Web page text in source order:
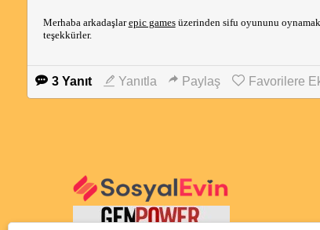
Merhaba arkadaşlar epic games üzerinden sifu oyununu
teşekkürler.
3 Yanıt Yanıtla Paylaş Favorilere